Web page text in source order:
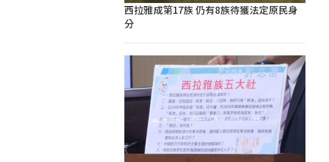
西拉雅成第17族 仍有8族待獲法定原民身
分